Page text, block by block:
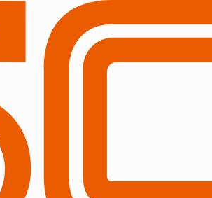
ミナー（
「第54回教育委員会対象セミナー」（主
いたします。
ます。